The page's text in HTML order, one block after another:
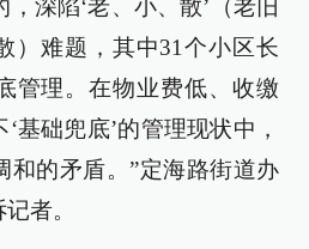
，深陷‘老、小、散’（老旧
）难题，其中31个小区长
管理。在物业费低、收缴
基础兜底’的管理现状中，
和的矛盾。”定海路街道办
者。